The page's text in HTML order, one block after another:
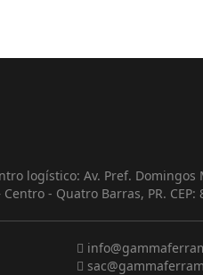
logístico: Av. Pref. Domingos
- Quatro Barras, PR. CEP: